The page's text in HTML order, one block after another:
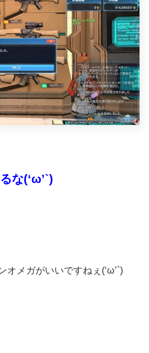
な(‘ω’`)
オメガがいいですねぇ(‘ω’`)